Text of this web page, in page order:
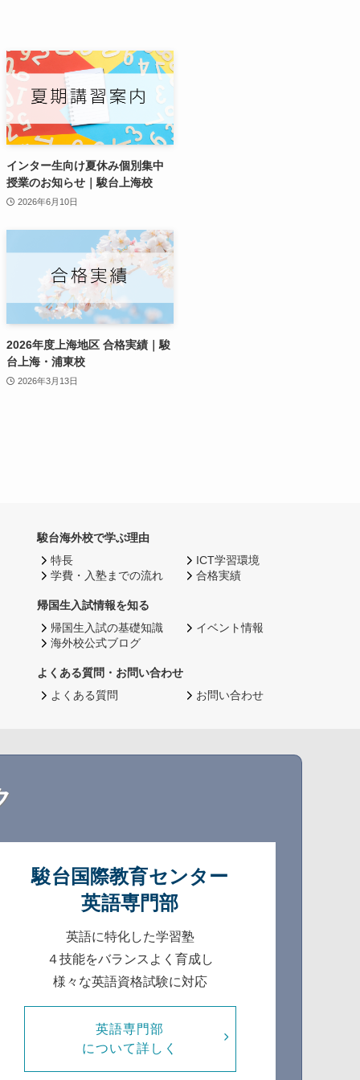
インター生向け夏休み個別集中
授業のお知らせ｜駿台上海校
2026年6月10日
2026年度上海地区 合格実績｜駿
台上海・浦東校
2026年3月13日
駿台海外校で学ぶ理由
特長
学費・入塾までの流れ
ICT学習環境
合格実績
帰国生入試情報を知る
帰国生入試の基礎知識
海外校公式ブログ
イベント情報
よくある質問・お問い合わせ
よくある質問
お問い合わせ
駿台国際教育センター
英語専門部
英語に特化した学習塾
４技能をバランスよく育成し
様々な英語資格試験に対応
英語専門部
について詳しく